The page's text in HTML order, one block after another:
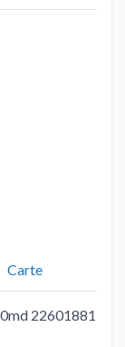
Carte
22601881